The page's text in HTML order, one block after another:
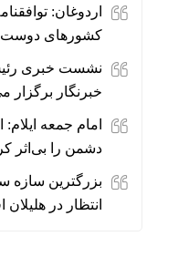
اردوغان:
کشورهای
نشست خبری
خبرنگار برگزار
امام جمعه ایلام:
دشمن را بی‌اثر
انتظار در